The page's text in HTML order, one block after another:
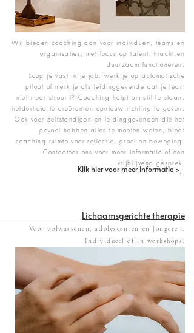
Wij bieden coaching aan voor individuen, teams en
organisaties, met focus op talent, kracht en
duurzaam functioneren.
Loop je vast in je job, werk je op automatische
piloot of merk je als leidinggevende dat je team
niet meer stroomt? Coaching helpt om stil te staan,
helderheid te creëren en opnieuw richting te geven.
Ook voor zelfstandigen en leidinggevenden die het
gevoel hebben alles te moeten weten, biedt
coaching ruimte voor reflectie, groei en beweging.
Contacteer ons voor meer informatie of een
vrijblijvend gesprek.
t.
Klik hier voor meer informatie >
Lichaamsgerichte therapie
Voor volwassenen, adolescenten en jongeren.
Individueel of in workshops.